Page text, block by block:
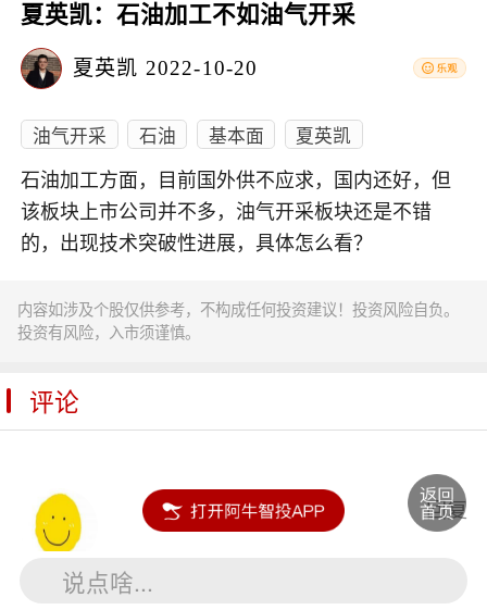
夏英凯：石油加工不如油气开采
夏英凯 2022-10-20
油气开采 石油 基本面 夏英凯
石油加工方面，目前国外供不应求，国内还好，但
该板块上市公司并不多，油气开采板块还是不错
的，出现技术突破性进展，具体怎么看？
内容如涉及个股仅供参考，不构成任何投资建议！投资风险自负。
投资有风险，入市须谨慎。
评论
河中巨蟹 回复
锂矿一直在涨价，还不能看好
说点啥...